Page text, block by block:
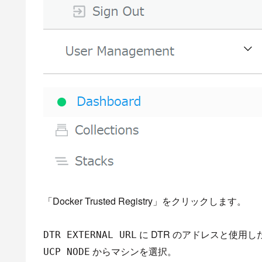
「Docker Trusted Registry」をクリックします。
DTR EXTERNAL URL に DTR のアドレスと使用し
UCP NODE からマシンを選択。